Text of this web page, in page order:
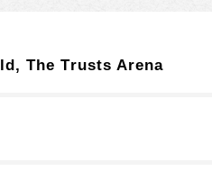
The Trusts Arena